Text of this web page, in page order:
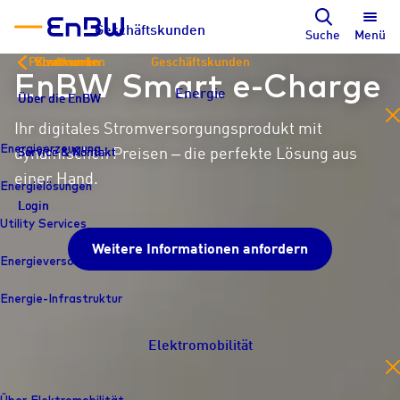
Geschäftskunden Suche Menü
Geschäftskunden
Energie
Energieerzeugung
Energielösungen
Utility Services
Energieversorgung
Energie-Infrastruktur
Elektromobilität
Privatkunden
Über die EnBW
Service & Kontakt
Login
Stadtwerke
Über die EnBW
Service & Kontakt
Login
Kommunen
Über die EnBW
Service & Kontakt
Login
EnBW Smart e-Charge
Ihr digitales Stromversorgungs­produkt mit
dynamischen Preisen – die perfekte Lösung aus
einer Hand.
Weitere Informationen anfordern